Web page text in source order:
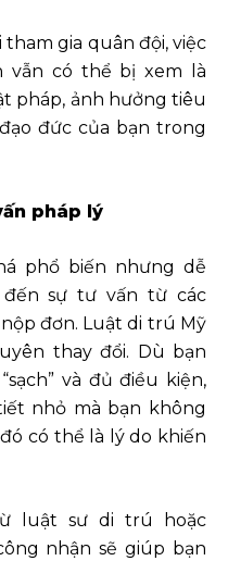
gia quân đội, việc
vẫn có thể bị xem là
pháp, ảnh hưởng tiêu
đức của bạn trong
pháp lý
phổ biến nhưng dễ
sự tư vấn từ các
đơn. Luật di trú Mỹ
thay đổi. Dù bạn
và đủ điều kiện,
nhỏ mà bạn không
có thể là lý do khiến
luật sư di trú hoặc
nhận sẽ giúp bạn